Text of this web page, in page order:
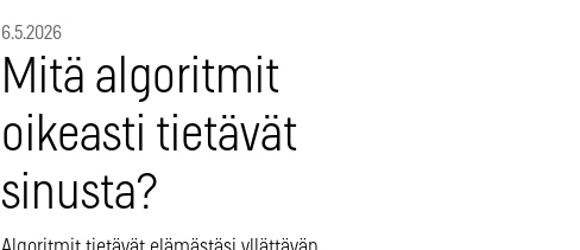
6.5.2026
Mitä algoritmit
oikeasti tietävät
sinusta?